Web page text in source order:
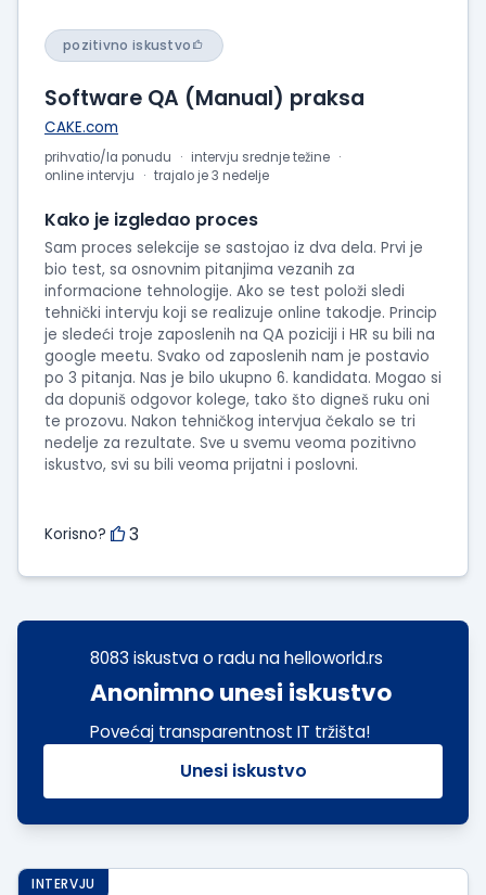
pozitivno iskustvo
Software QA (Manual) praksa
CAKE.com
prihvatio/la ponudu
intervju srednje težine
online intervju
trajalo je 3 nedelje
Kako je izgledao proces
Sam proces selekcije se sastojao iz dva dela. Prvi je
bio test, sa osnovnim pitanjima vezanih za
informacione tehnologije. Ako se test položi sledi
tehnički intervju koji se realizuje online takodje. Princip
je sledeći troje zaposlenih na QA poziciji i HR su bili na
google meetu. Svako od zaposlenih nam je postavio
po 3 pitanja. Nas je bilo ukupno 6. kandidata. Mogao si
da dopuniš odgovor kolege, tako što digneš ruku oni
te prozovu. Nakon tehničkog intervjua čekalo se tri
nedelje za rezultate. Sve u svemu veoma pozitivno
iskustvo, svi su bili veoma prijatni i poslovni.
Korisno? 3
8083 iskustva o radu na helloworld.rs
Anonimno unesi iskustvo
Povećaj transparentnost IT tržišta!
Unesi iskustvo
INTERVJU